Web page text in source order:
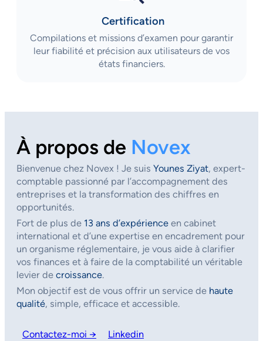
Certification
Compilations et missions d’examen pour garantir
leur fiabilité et précision aux utilisateurs de vos
états financiers.
À propos de Novex
Bienvenue chez Novex ! Je suis Younes Ziyat, expert-
comptable passionné par l’accompagnement des
entreprises et la transformation des chiffres en
opportunités.
Fort de plus de 13 ans d’expérience en cabinet
international et d’une expertise en encadrement pour
un organisme réglementaire, je vous aide à clarifier
vos finances et à faire de la comptabilité un véritable
levier de croissance.
Mon objectif est de vous offrir un service de haute
qualité, simple, efficace et accessible.
Contactez-moi → Linkedin